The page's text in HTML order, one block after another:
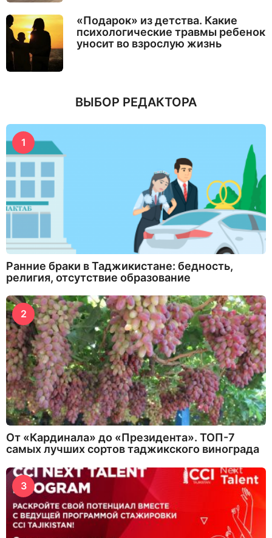
«Подарок» из детства. Какие
психологические травмы ребенок
уносит во взрослую жизнь
ВЫБОР РЕДАКТОРА
1
Ранние браки в Таджикистане: бедность,
религия, отсутствие образование
2
От «Кардинала» до «Президента». ТОП-7
самых лучших сортов таджикского винограда
3